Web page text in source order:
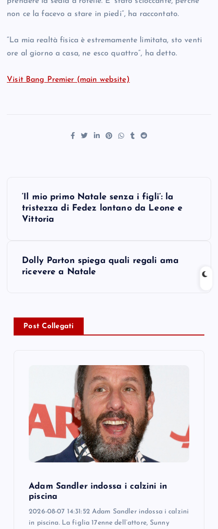
non ce la facevo a stare in piedi”, ha raccontato.
“La mia realtà fisica è estremamente limitata, sto venti
ore al giorno a casa, ne esco quattro”, ha detto.
Visit Bang Premier (main website)
v
‘Il mio primo Natale senza i figli’: la
tristezza di Fedez lontano da Leone e
Vittoria
Dolly Parton spiega quali regali ama
ricevere a Natale
Post Collegati
Adam Sandler indossa i calzini in
piscina
2026-08-07 14:31:52 Adam Sandler indossa i calzini
in piscina. La figlia 17enne dell’attore, Sunny